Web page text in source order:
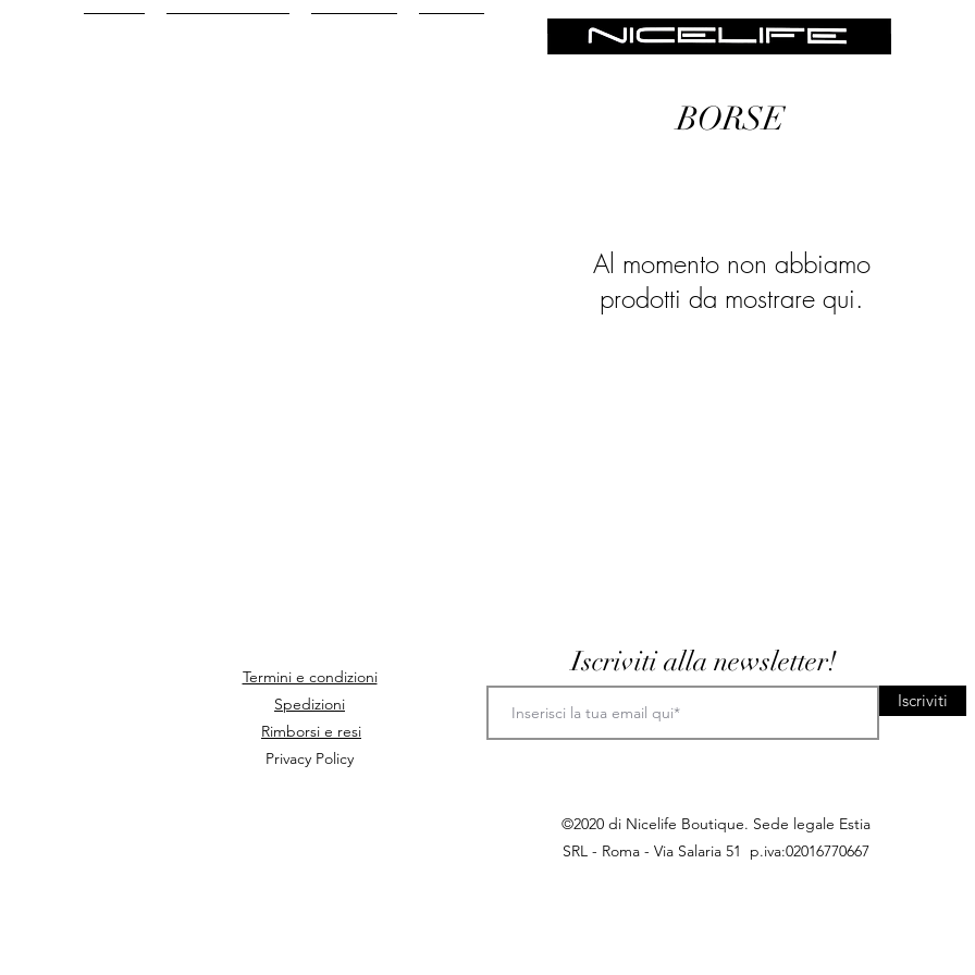
BORSE
Al momento non abbiamo
prodotti da mostrare qui.
Termini e condizioni
Spedizioni
Rimborsi e resi
Privacy Policy
Iscriviti
Iscriviti alla newsletter!
©2020 di Nicelife Boutique. Sede legale Estia
SRL - Roma - Via Salaria 51 p.iva:02016770667